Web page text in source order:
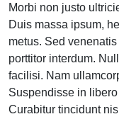
Morbi non justo
Duis massa ipsum,
metus. Sed
porttitor interdum.
facilisi. Nam
Suspendisse in
Curabitur tincidunt